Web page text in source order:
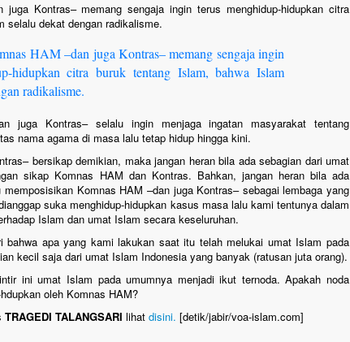
juga Kontras– memang sengaja ingin terus menghidup-hidupkan citra
selalu dekat dengan radikalisme.
HAM –dan juga Kontras– memang sengaja ingin
hidupkan citra buruk tentang Islam, bahwa Islam
radikalisme.
juga Kontras– selalu ingin menjaga ingatan masyarakat tentang
nama agama di masa lalu tetap hidup hingga kini.
bersikap demikian, maka jangan heran bila ada sebagian dari umat
sikap Komnas HAM dan Kontras. Bahkan, jangan heran bila ada
Komnas HAM –dan juga Kontras– sebagai lembaga yang
suka menghidup-hidupkan kasus masa lalu kami tentunya dalam
Islam dan umat Islam secara keseluruhan.
bahwa apa yang kami lakukan saat itu telah melukai umat Islam pada
kecil saja dari umat Islam Indonesia yang banyak (ratusan juta orang).
ini umat Islam pada umumnya menjadi ikut ternoda. Apakah noda
oleh Komnas HAM?
TRAGEDI TALANGSARI lihat disini. [detik/jabir/voa-islam.com]